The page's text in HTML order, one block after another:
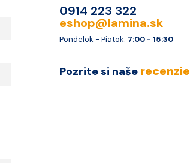
0914 223 322
eshop@lamina.sk
Pondelok - Piatok: 7:00 - 15:30
Pozrite si naše recenzie